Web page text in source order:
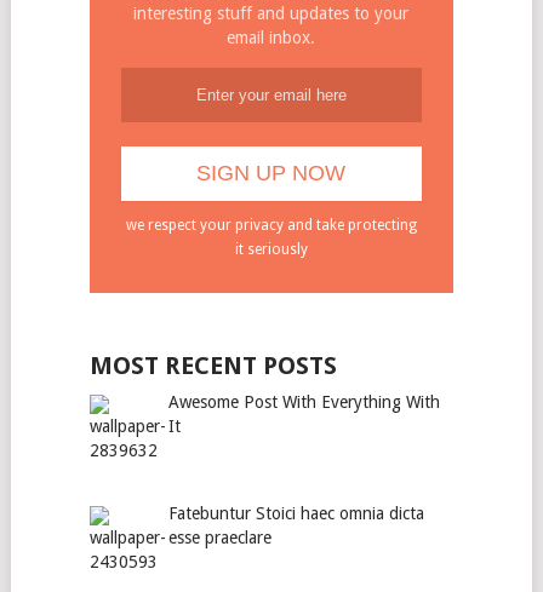
interesting stuff and updates to your
email inbox.
we respect your privacy and take protecting
it seriously
MOST RECENT POSTS
Awesome Post With Everything With
It
Fatebuntur Stoici haec omnia dicta
esse praeclare